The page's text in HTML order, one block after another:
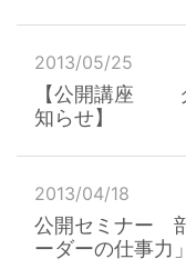
2013/05/25
【公開講座
知らせ】
2013/04/18
公開セミナー
ーダーの仕事力」